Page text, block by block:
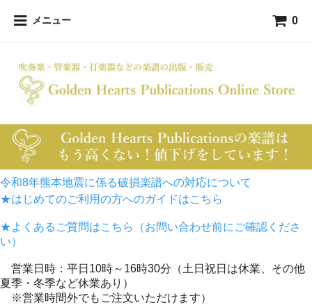
メニュー 0
令和8年熊本地震に係る破損楽譜への対応について
★はじめてのご利用の方へのガイドはこちら
★よくあるご質問はこちら（お問い合わせ前にご確認くださ
い）
営業日時：平日10時～16時30分（土日祝日は休業、その他
夏季・冬季など休業あり）
※営業時間外でもご注文いただけます）